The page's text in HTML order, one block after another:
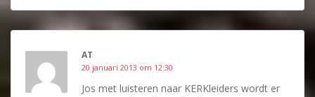
AT
20 januari 2013 om 12:30
Jos met luisteren naar KERKleiders wordt er